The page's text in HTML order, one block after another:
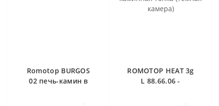
Romotop BURGOS
02 печь-камин в
ROMOTOP HEAT 3g
L 88.66.06 -